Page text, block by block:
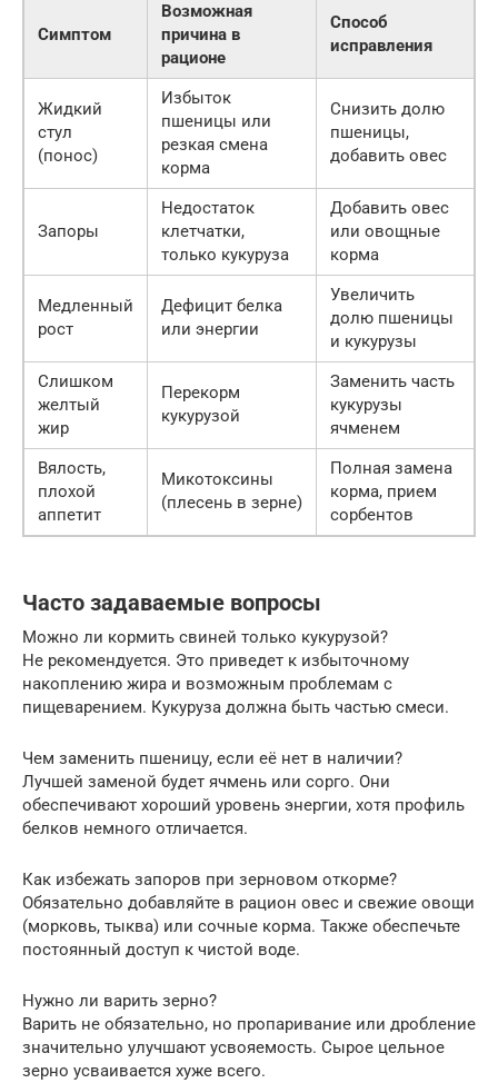
Симптом
Возможная
причина в
рационе
Способ
исправления
Жидкий
стул
(понос)
Избыток
пшеницы или
резкая смена
корма
Снизить долю
пшеницы,
добавить овес
Запоры
Недостаток
клетчатки,
только кукуруза
Добавить овес
или овощные
корма
Медленный
рост
Дефицит белка
или энергии
Увеличить
долю пшеницы
и кукурузы
Слишком
желтый
жир
Перекорм
кукурузой
Заменить часть
кукурузы
ячменем
Вялость,
плохой
аппетит
Микотоксины
(плесень в зерне)
Полная замена
корма, прием
сорбентов
Часто задаваемые вопросы
Можно ли кормить свиней только кукурузой?
Не рекомендуется. Это приведет к избыточному
накоплению жира и возможным проблемам с
пищеварением. Кукуруза должна быть частью смеси.
Чем заменить пшеницу, если её нет в наличии?
Лучшей заменой будет ячмень или сорго. Они
обеспечивают хороший уровень энергии, хотя профиль
белков немного отличается.
Как избежать запоров при зерновом откорме?
Обязательно добавляйте в рацион овес и свежие овощи
(морковь, тыква) или сочные корма. Также обеспечьте
постоянный доступ к чистой воде.
Нужно ли варить зерно?
Варить не обязательно, но пропаривание или дробление
значительно улучшают усвояемость. Сырое цельное
зерно усваивается хуже всего.